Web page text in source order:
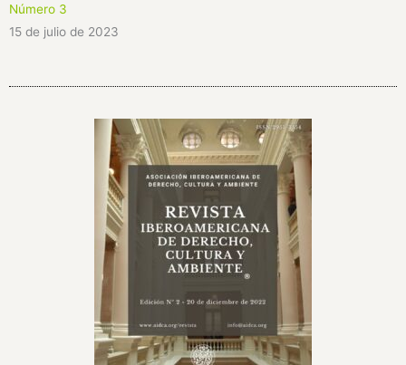
Número 3
15 de julio de 2023